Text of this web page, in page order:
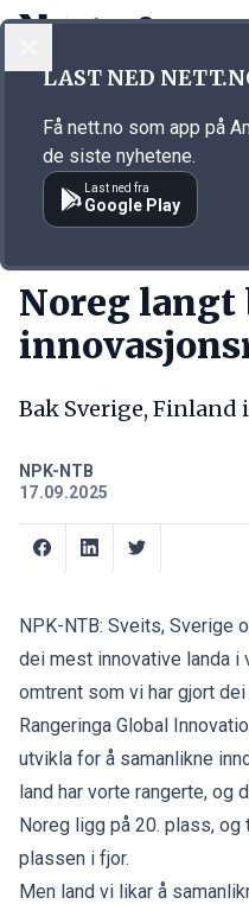
Annonsørinnhold
Noreg langt
Bak Sverige, Finland
NPK-NTB
17.09.2025
NPK-NTB: Sveits, Sverige
dei mest innovative landa i
omtrent som vi har gjort
Rangeringa Global
utvikla for å samanlikne
land har vorte rangerte, og
Noreg ligg på 20. plass, og
plassen i fjor.
Men land vi likar å
LAST NED
Få nett.no som app på
de siste nyhetene.
Last ned fra
Google Play